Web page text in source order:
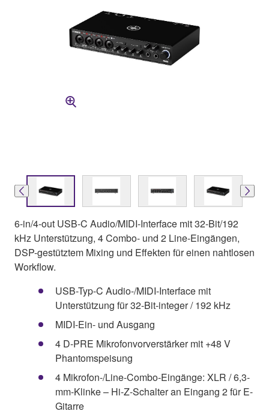
6-in/4-out USB-C Audio/MIDI-Interface mit 32-Bit/192
kHz Unterstützung, 4 Combo- und 2 Line-Eingängen,
DSP-gestütztem Mixing und Effekten für einen nahtlosen
Workflow.
USB-Typ-C Audio-/MIDI-Interface mit
Unterstützung für 32-Bit-integer / 192 kHz
MIDI-Ein- und Ausgang
4 D-PRE Mikrofonvorverstärker mit +48 V
Phantomspeisung
4 Mikrofon-/Line-Combo-Eingänge: XLR / 6,3-
mm-Klinke – Hi-Z-Schalter an Eingang 2 für E-
Gitarre